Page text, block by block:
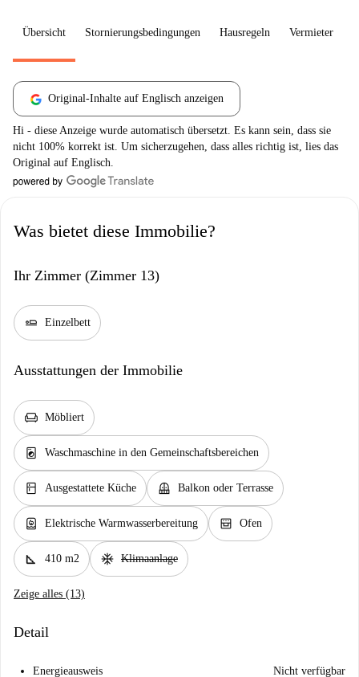
Übersicht Stornierungsbedingungen Hausregeln Vermieter
Original-Inhalte auf Englisch anzeigen
Hi - diese Anzeige wurde automatisch übersetzt. Es kann sein, dass sie
nicht 100% korrekt ist. Um sicherzugehen, dass alles richtig ist, lies das
Original auf Englisch.
Was bietet diese Immobilie?
Ihr Zimmer (Zimmer 13)
airline_seat_flat Einzelbett
Ausstattungen der Immobilie
chair Möbliert
local_laundry_service Waschmaschine in den Gemeinschaftsbereichen
kitchen Ausgestattete Küche balcony Balkon oder Terrasse
water_heater Elektrische Warmwasserbereitung oven_gen Ofen
square_foot 410 m2 ac_unit Klimaanlage
Zeige alles (13)
Detail
Energieausweis Nicht verfügbar